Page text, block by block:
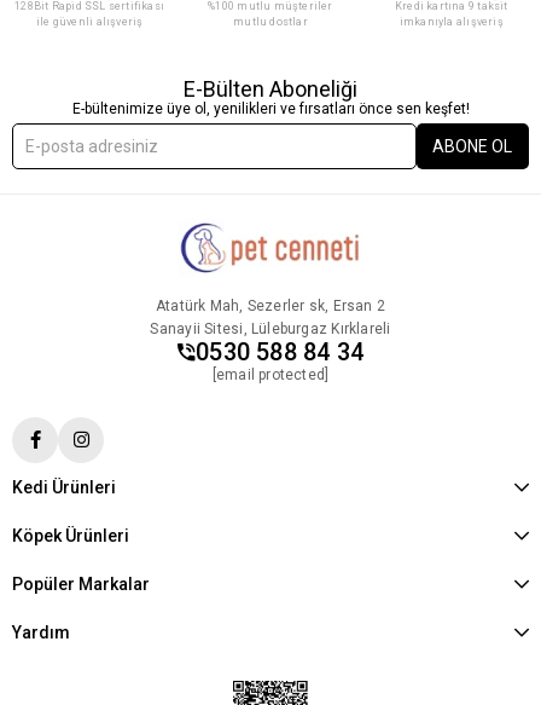
128Bit Rapid SSL sertifikası
ile güvenli alışveriş
%100 mutlu müşteriler
mutlu dostlar
Kredi kartına 9 taksit
imkanıyla alışveriş
E-Bülten Aboneliği
E-bültenimize üye ol, yenilikleri ve fırsatları önce sen keşfet!
ABONE OL
Atatürk Mah, Sezerler sk, Ersan 2
Sanayii Sitesi, Lüleburgaz Kırklareli
0530 588 84 34
[email protected]
Kedi Ürünleri
Köpek Ürünleri
Popüler Markalar
Yardım